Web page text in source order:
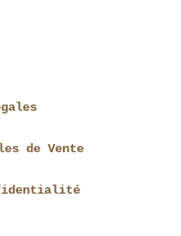
de Vente